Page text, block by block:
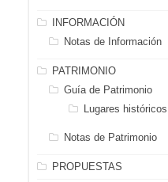
INFORMACIÓN
Notas de Información
PATRIMONIO
Guía de Patrimonio
Lugares históricos
Notas de Patrimonio
PROPUESTAS